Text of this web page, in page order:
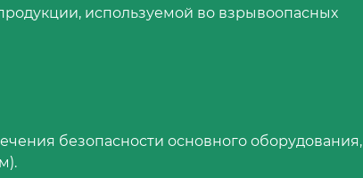
используемой во взрывоопасных
безопасности основного оборудования,